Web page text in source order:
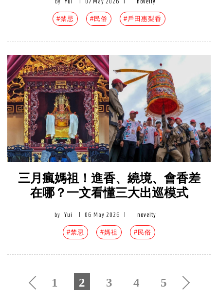
#禁忌 #民俗 #戶田惠梨香
三月瘋媽祖！進香、繞境、會香差
在哪？一文看懂三大出巡模式
by Yui 06 May 2026 novelty
#禁忌 #媽祖 #民俗
1 2 3 4 5